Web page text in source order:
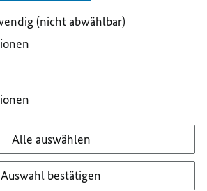
(nicht abwählbar)
Alle auswählen
Auswahl bestätigen